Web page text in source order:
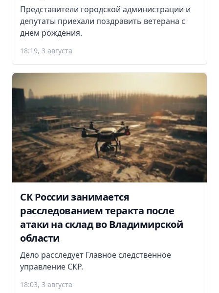
Представители городской администрации и
депутаты приехали поздравить ветерана с
днем рождения.
18:19, 3 августа
СК России занимается
расследованием теракта после
атаки на склад во Владимирской
области
Дело расследует Главное следственное
управление СКР.
18:03, 3 августа